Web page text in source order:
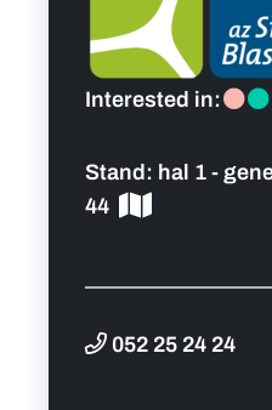
Lead sponsors
News
Contact
Interested in:
Stand: hal 1 -
44
052 25 24 24